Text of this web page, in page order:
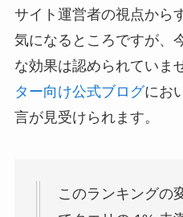
サイト運営者の視点から
気になるところですが、
な効果は認められていま
ター向け公式ブログにお
言が見受けられます。
このランキングの